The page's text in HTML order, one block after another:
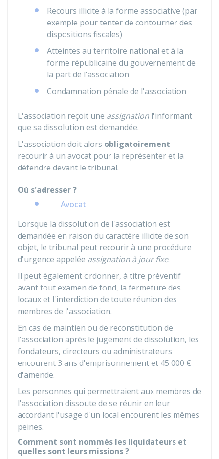
Recours illicite à la forme associative (par
exemple pour tenter de contourner des
dispositions fiscales)
Atteintes au territoire national et à la
forme républicaine du gouvernement de
la part de l'association
Condamnation pénale de l'association
L'association reçoit une assignation l'informant
que sa dissolution est demandée.
L'association doit alors obligatoirement
recourir à un avocat pour la représenter et la
défendre devant le tribunal.
Où s'adresser ?
Avocat
Lorsque la dissolution de l'association est
demandée en raison du caractère illicite de son
objet, le tribunal peut recourir à une procédure
d'urgence appelée assignation à jour fixe.
Il peut également ordonner, à titre préventif
avant tout examen de fond, la fermeture des
locaux et l'interdiction de toute réunion des
membres de l'association.
En cas de maintien ou de reconstitution de
l'association après le jugement de dissolution, les
fondateurs, directeurs ou administrateurs
encourent 3 ans d'emprisonnement et 45 000 €
d'amende.
Les personnes qui permettraient aux membres de
l'association dissoute de se réunir en leur
accordant l'usage d'un local encourent les mêmes
peines.
Comment sont nommés les liquidateurs et
quelles sont leurs missions ?